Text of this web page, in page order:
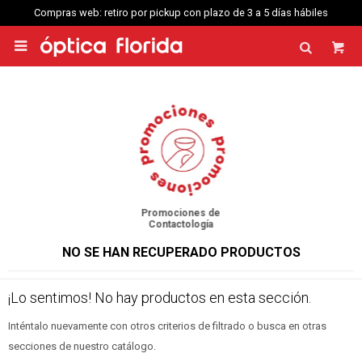
Compras web: retiro por pickup con plazo de 3 a 5 días hábiles

Promociones de
Contactología
NO SE HAN RECUPERADO PRODUCTOS
¡Lo sentimos! No hay productos en esta sección.
Inténtalo nuevamente con otros criterios de filtrado o busca en otras
secciones de nuestro catálogo.